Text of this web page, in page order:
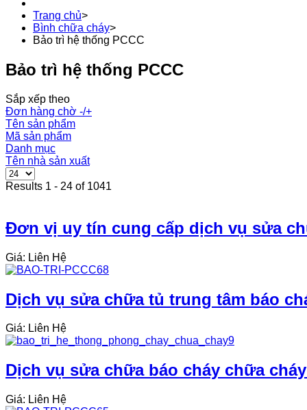
Trang chủ>
Bình chữa cháy>
Bảo trì hệ thống PCCC
Bảo trì hệ thống PCCC
Sắp xếp theo
Đơn hàng chờ -/+
Tên sản phẩm
Mã sản phẩm
Danh mục
Tên nhà sản xuất
Results 1 - 24 of 1041
Đơn vị uy tín cung cấp dịch vụ sửa
Giá: Liên Hệ
Dịch vụ sửa chữa tủ trung tâm báo
Giá: Liên Hệ
Dịch vụ sửa chữa báo cháy chữa
Giá: Liên Hệ